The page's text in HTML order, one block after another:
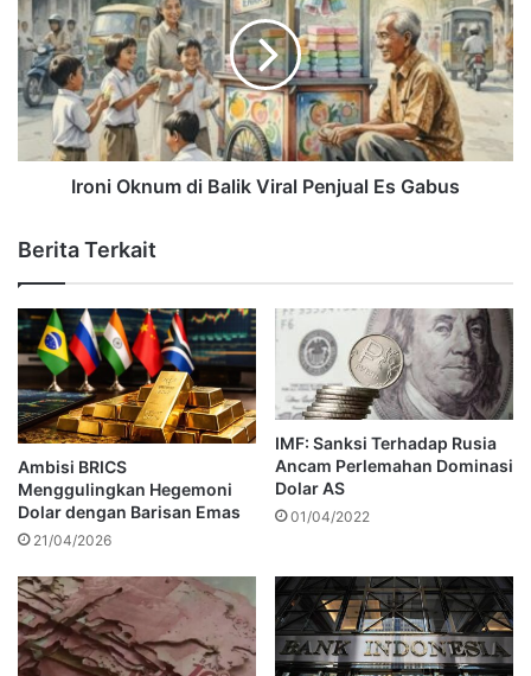
Ironi Oknum di Balik Viral Penjual Es Gabus
Berita Terkait
Ambisi BRICS
Menggulingkan Hegemoni
Dolar dengan Barisan Emas
21/04/2026
IMF: Sanksi Terhadap Rusia
Ancam Perlemahan Dominasi
Dolar AS
01/04/2022